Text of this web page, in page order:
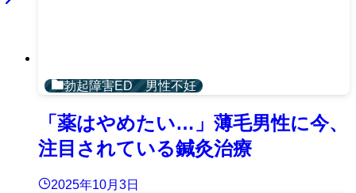
勃起障害ED 男性不妊
「薬はやめたい…」薄毛男性に今、
注目されている鍼灸治療
2025年10月3日